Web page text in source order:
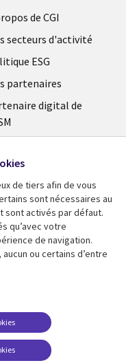
de CGI
secteurs d'activité
ESG
partenaires
digital de
juridiques
Carrières
de gestion des
de tiers afin de vous
sont nécessaires au
sont activés par défaut.
qu’avec votre
de navigation.
ou certains d’entre